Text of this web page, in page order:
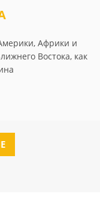
Африки и
Востока, как